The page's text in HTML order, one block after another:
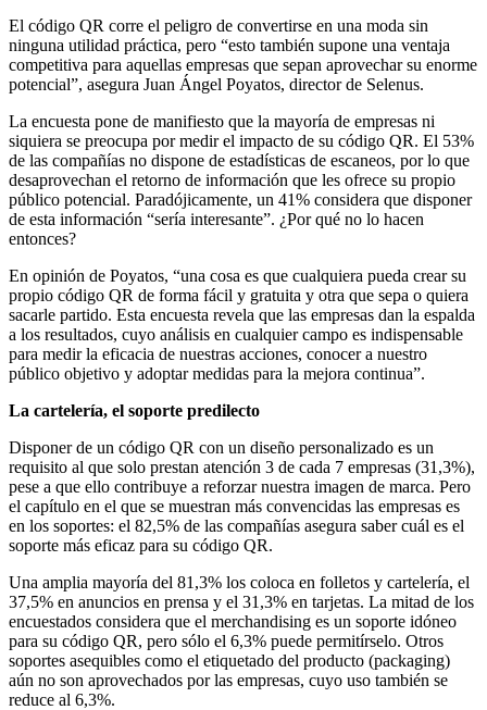
El código QR corre el peligro de convertirse en una moda sin
ninguna utilidad práctica, pero “esto también supone una ventaja
competitiva para aquellas empresas que sepan aprovechar su enorme
potencial”, asegura Juan Ángel Poyatos, director de Selenus.
La encuesta pone de manifiesto que la mayoría de empresas ni
siquiera se preocupa por medir el impacto de su código QR. El 53%
de las compañías no dispone de estadísticas de escaneos, por lo que
desaprovechan el retorno de información que les ofrece su propio
público potencial. Paradójicamente, un 41% considera que disponer
de esta información “sería interesante”. ¿Por qué no lo hacen
entonces?
En opinión de Poyatos, “una cosa es que cualquiera pueda crear su
propio código QR de forma fácil y gratuita y otra que sepa o quiera
sacarle partido. Esta encuesta revela que las empresas dan la espalda
a los resultados, cuyo análisis en cualquier campo es indispensable
para medir la eficacia de nuestras acciones, conocer a nuestro
público objetivo y adoptar medidas para la mejora continua”.
La cartelería, el soporte predilecto
Disponer de un código QR con un diseño personalizado es un
requisito al que solo prestan atención 3 de cada 7 empresas (31,3%),
pese a que ello contribuye a reforzar nuestra imagen de marca. Pero
el capítulo en el que se muestran más convencidas las empresas es
en los soportes: el 82,5% de las compañías asegura saber cuál es el
soporte más eficaz para su código QR.
Una amplia mayoría del 81,3% los coloca en folletos y cartelería, el
37,5% en anuncios en prensa y el 31,3% en tarjetas. La mitad de los
encuestados considera que el merchandising es un soporte idóneo
para su código QR, pero sólo el 6,3% puede permitírselo. Otros
soportes asequibles como el etiquetado del producto (packaging)
aún no son aprovechados por las empresas, cuyo uso también se
reduce al 6,3%.